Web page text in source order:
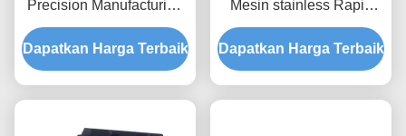
Precision Manufacturing
Prototype Machining dan
Desain
Dapatkan Harga Terbaik
Mesin stainless Rapid
Prototyping Layanan
mesin
Dapatkan Harga Terbaik